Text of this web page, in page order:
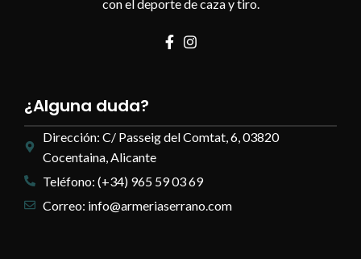
con el deporte de caza y tiro.
¿Alguna duda?
Dirección: C/ Passeig del Comtat, 6, 03820
Cocentaina, Alicante
Teléfono: (+34) 965 59 03 69
Correo: info@armeriaserrano.com